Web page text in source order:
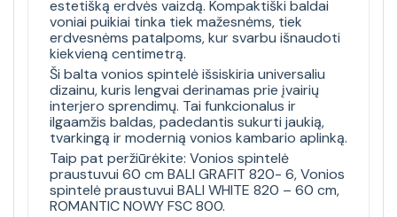
estetišką erdvės vaizdą. Kompaktiški baldai
voniai puikiai tinka tiek mažesnėms, tiek
erdvesnėms patalpoms, kur svarbu išnaudoti
kiekvieną centimetrą.
Ši balta vonios spintelė išsiskiria universaliu
dizainu, kuris lengvai derinamas prie įvairių
interjero sprendimų. Tai funkcionalus ir
ilgaamžis baldas, padedantis sukurti jaukią,
tvarkingą ir modernią vonios kambario aplinką.
Taip pat peržiūrėkite: Vonios spintelė
praustuvui 60 cm BALI GRAFIT 820- 6,Vonios
spintelė praustuvui BALI WHITE 820 – 60 cm,
ROMANTIC NOWY FSC 800.